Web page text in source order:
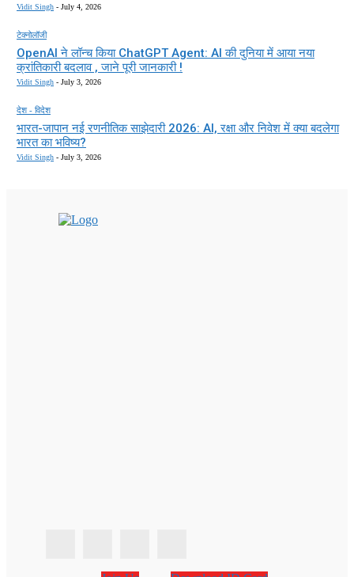
Vidit Singh - July 4, 2026
टेक्नोलॉजी
OpenAI ने लॉन्च किया ChatGPT Agent: AI की दुनिया में आया नया
क्रांतिकारी बदलाव , जाने पूरी जानकारी !
Vidit Singh - July 3, 2026
देश - विदेश
भारत-जापान नई रणनीतिक साझेदारी 2026: AI, रक्षा और निवेश में क्या बदलेगा
भारत का भविष्य?
Vidit Singh - July 3, 2026